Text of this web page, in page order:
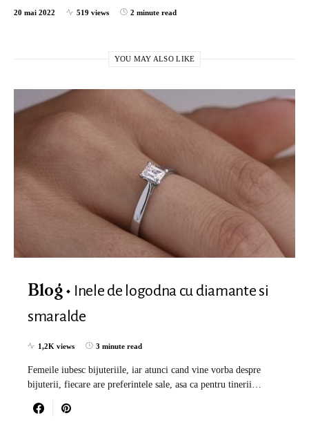
20 mai 2022 519 views 2 minute read
YOU MAY ALSO LIKE
Blog
Inele de logodna cu diamante si
smaralde
1,2K views 3 minute read
Femeile iubesc bijuteriile, iar atunci cand vine vorba despre
bijuterii, fiecare are preferintele sale, asa ca pentru tinerii…